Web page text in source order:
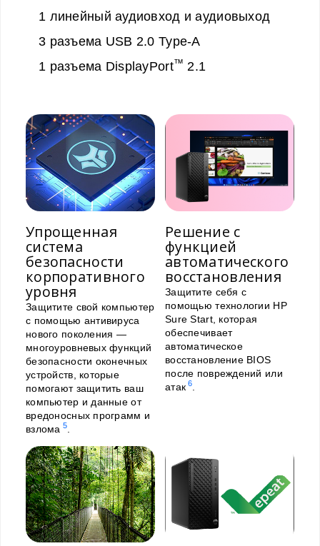
1 линейный аудиовход и аудиовыход
3 разъема USB 2.0 Type-A
1 разъема DisplayPort™ 2.1
Упрощенная
система
безопасности
корпоративного
уровня
Защитите свой компьютер
с помощью антивируса
нового поколения —
многоуровневых функций
безопасности оконечных
устройств, которые
помогают защитить ваш
компьютер и данные от
вредоносных программ и
взлома 5.
Решение с
функцией
автоматического
восстановления
Защитите себя с
помощью технологии HP
Sure Start, которая
обеспечивает
автоматическое
восстановление BIOS
после повреждений или
атак 6